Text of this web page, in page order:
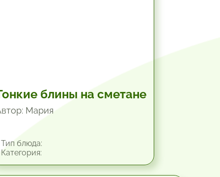
блины на сметане
Мария
блюда: